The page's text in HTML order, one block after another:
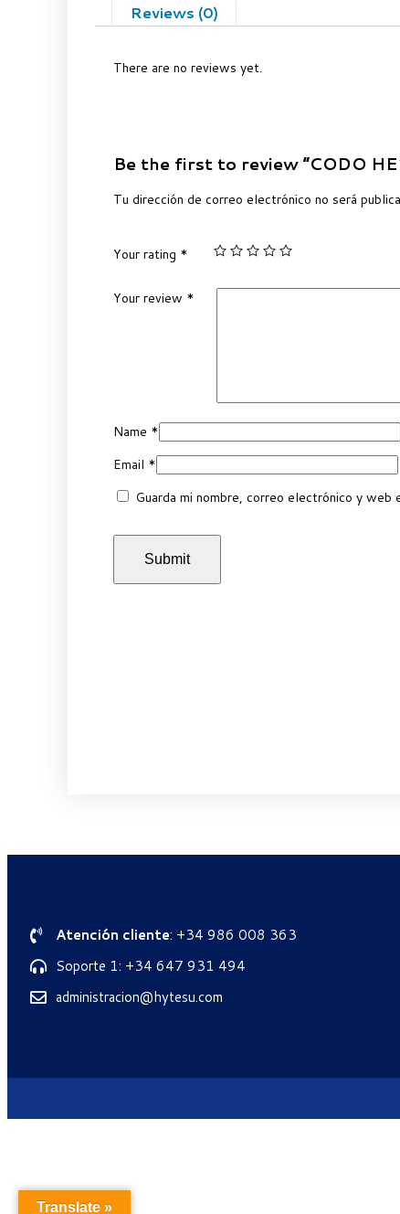
Reviews (0)
There are no reviews yet.
Be the first to review “CODO
Tu dirección de correo electrónico no será
Your rating *
Your review *
Name *
Email *
Guarda mi nombre, correo electrónico y web
Atención cliente: +34 986 008 363
Soporte 1: +34 647 931 494
administracion@hytesu.com
Translate »